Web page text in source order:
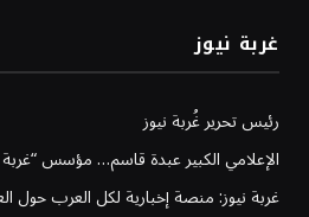
غربة نيوز
رئيس تحرير غُربة نيوز
الإعلامي الكبير عبدة قاسم… مؤسس “غربة
غربة نيوز: منصة إخبارية لكل العرب حول